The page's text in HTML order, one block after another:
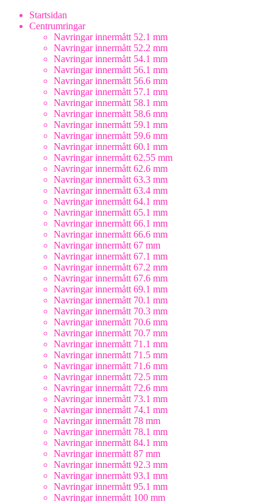
Startsidan
Centrumringar
Navringar innermått 52.1 mm
Navringar innermått 52.2 mm
Navringar innermått 54.1 mm
Navringar innermått 56.1 mm
Navringar innermått 56.6 mm
Navringar innermått 57.1 mm
Navringar innermått 58.1 mm
Navringar innermått 58.6 mm
Navringar innermått 59.1 mm
Navringar innermått 59.6 mm
Navringar innermått 60.1 mm
Navringar innermått 62.55 mm
Navringar innermått 62.6 mm
Navringar innermått 63.3 mm
Navringar innermått 63.4 mm
Navringar innermått 64.1 mm
Navringar innermått 65.1 mm
Navringar innermått 66.1 mm
Navringar innermått 66.6 mm
Navringar innermått 67 mm
Navringar innermått 67.1 mm
Navringar innermått 67.2 mm
Navringar innermått 67.6 mm
Navringar innermått 69.1 mm
Navringar innermått 70.1 mm
Navringar innermått 70.3 mm
Navringar innermått 70.6 mm
Navringar innermått 70.7 mm
Navringar innermått 71.1 mm
Navringar innermått 71.5 mm
Navringar innermått 71.6 mm
Navringar innermått 72.5 mm
Navringar innermått 72.6 mm
Navringar innermått 73.1 mm
Navringar innermått 74.1 mm
Navringar innermått 78 mm
Navringar innermått 78.1 mm
Navringar innermått 84.1 mm
Navringar innermått 87 mm
Navringar innermått 92.3 mm
Navringar innermått 93.1 mm
Navringar innermått 95.1 mm
Navringar innermått 100 mm